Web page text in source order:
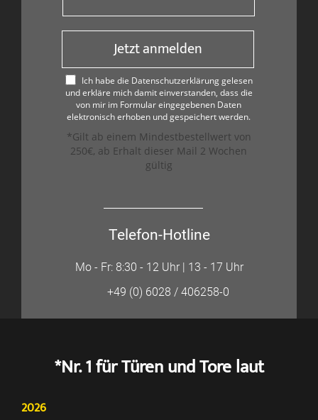
Jetzt anmelden
Ich habe die Datenschutzerklärung gelesen
und erkläre mich damit einverstanden, dass die
von mir im Formular eingegebenen Daten
elektronisch erhoben und gespeichert werden.
*Gilt ab einem Mindestbestellwert von
250€, ab Erhalt dieser Mail 2 Wochen
gültig
Telefon-Hotline
Mo - Fr: 8:30 - 12 Uhr | 13 - 17 Uhr
+49 (0) 6028 / 406258-0
*Nr. 1 für Türen und Tore laut
2026